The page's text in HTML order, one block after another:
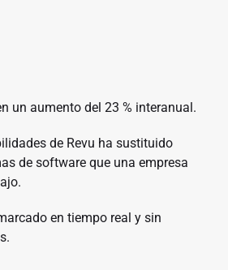
un aumento del 23 % interanual.
de Revu ha sustituido
de software que una empresa
en tiempo real y sin